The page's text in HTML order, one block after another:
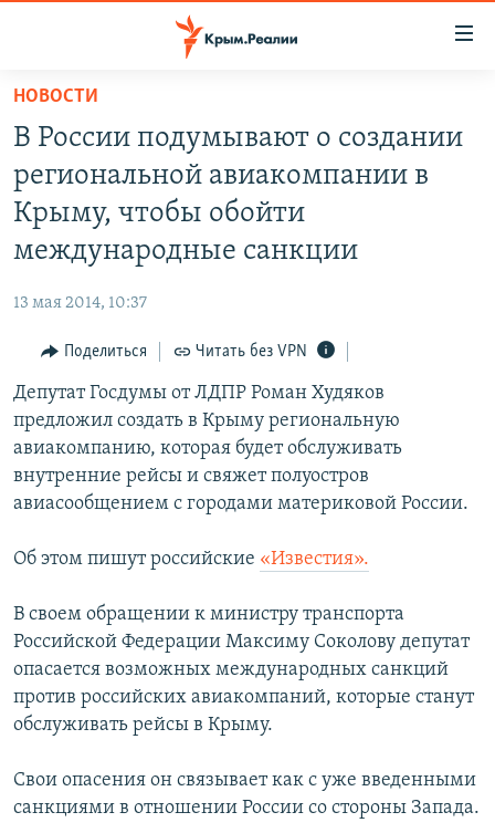
Вернуться
основному
содержанию
Вернутся
главной
Вернутся
поиску
ВОДА
ИНФОГРАФИКА
ТЕЛЕПРОЕКТ КРЫМ.РЕАЛИИ
СОВЕТЫ ПРАВОЗАЩИТНИКОВ
ПРОПАВШИЕ БЕЗ ВЕСТИ
ПОБЕДИТЕЛЕЙ НЕ СУДЯТ?
КРЫМ.НЕПОКОРЕННЫЙ
УКРАИНСКАЯ ПРОБЛЕМА КРЫМА
РАДІО СВОБОДА
КАК ОБОЙТИ БЛОКИРОВКУ
Українською
Qırımtatar
ПРИСОЕДИНЯЙТЕСЬ!
Все сайты RFE/RL
НОВОСТИ
В России подумывают о создании
региональной авиакомпании в
Крыму, чтобы обойти
международные санкции
13 мая 2014, 10:37
Поделиться Читать без VPN
Депутат Госдумы от ЛДПР Роман Худяков
предложил создать в Крыму региональную
авиакомпанию, которая будет обслуживать
внутренние рейсы и свяжет полуостров
авиасообщением с городами материковой России.
Об этом пишут российские «Известия».
В своем обращении к министру транспорта
Российской Федерации Максиму Соколову депутат
опасается возможных международных санкций
против российских авиакомпаний, которые станут
обслуживать рейсы в Крыму.
Свои опасения он связывает как с уже введенными
санкциями в отношении России со стороны Запада.